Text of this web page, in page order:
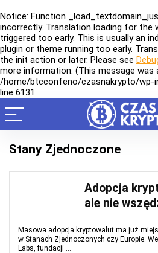
Notice: Function
incorrectly. Translation loading for the
triggered too early. This is usually an
plugin or theme running too early.
the init action or later. Please see
more information. (This message was
/home/btcconfeno/czasnakrypto/wp-
line 6131
Stany Zjednoczone
Adopcja
ale nie
Masowa adopcja kryptowalut ma już
w Stanach Zjednoczonych czy Europie.
Labs, fundacji ...